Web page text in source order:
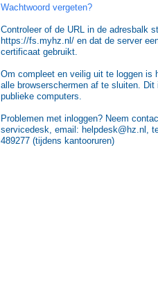
Wachtwoord vergeten?
Controleer of de URL in de adresbalk
https://fs.myhz.nl/ en dat de server
certificaat gebruikt.
Om compleet en veilig uit te loggen is
alle browserschermen af te sluiten.
publieke computers.
Problemen met inloggen? Neem
servicedesk, email: helpdesk@hz.nl,
489277 (tijdens kantooruren)